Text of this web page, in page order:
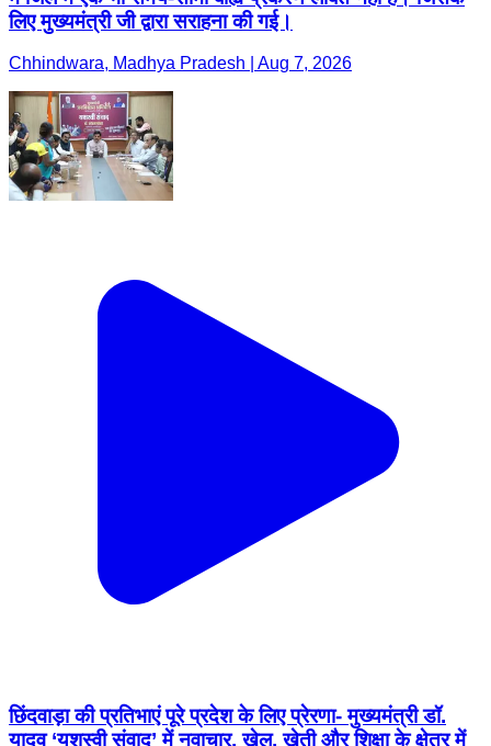
लिए मुख्यमंत्री जी द्वारा सराहना की गई।
Chhindwara, Madhya Pradesh | Aug 7, 2026
छिंदवाड़ा की प्रतिभाएं पूरे प्रदेश के लिए प्रेरणा- मुख्यमंत्री डॉ.
यादव ‘यशस्वी संवाद’ में नवाचार, खेल, खेती और शिक्षा के क्षेत्र में